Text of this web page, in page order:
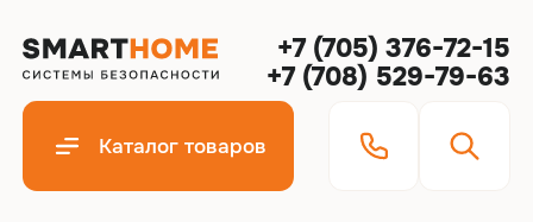
+7 (705) 376-72-15
+7 (708) 529-79-63
Каталог товаров